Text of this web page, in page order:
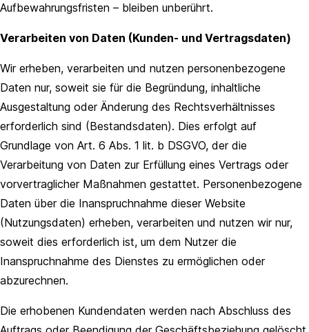
Aufbewahrungsfristen – bleiben unberührt.
Verarbeiten von Daten (Kunden- und Vertragsdaten)
Wir erheben, verarbeiten und nutzen personenbezogene
Daten nur, soweit sie für die Begründung, inhaltliche
Ausgestaltung oder Änderung des Rechtsverhältnisses
erforderlich sind (Bestandsdaten). Dies erfolgt auf
Grundlage von Art. 6 Abs. 1 lit. b DSGVO, der die
Verarbeitung von Daten zur Erfüllung eines Vertrags oder
vorvertraglicher Maßnahmen gestattet. Personenbezogene
Daten über die Inanspruchnahme dieser Website
(Nutzungsdaten) erheben, verarbeiten und nutzen wir nur,
soweit dies erforderlich ist, um dem Nutzer die
Inanspruchnahme des Dienstes zu ermöglichen oder
abzurechnen.
Die erhobenen Kundendaten werden nach Abschluss des